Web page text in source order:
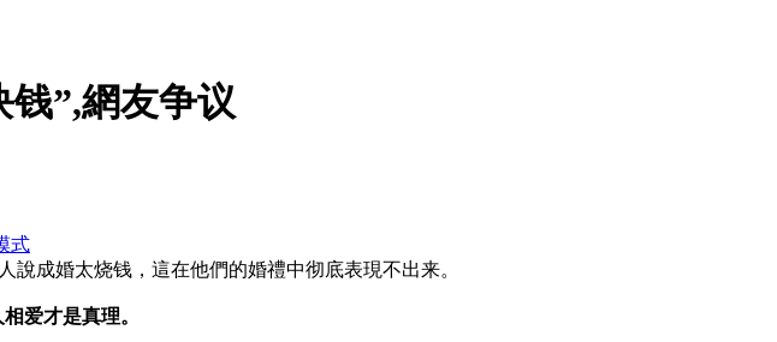
”,網友争议
式
說成婚太烧钱，這在他們的婚禮中彻底表現不出来。
爱才是真理。